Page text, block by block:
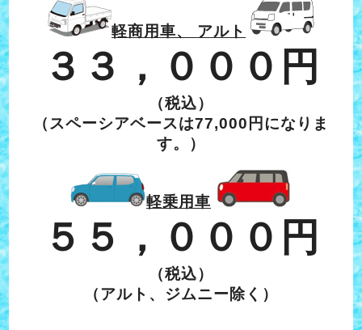
軽商用車、 アルト
３３，０００円
（税込）
（スペーシアベースは77,000円になりま
す。）
軽乗用車
５５，０００円
（税込）
（アルト、ジムニー除く）